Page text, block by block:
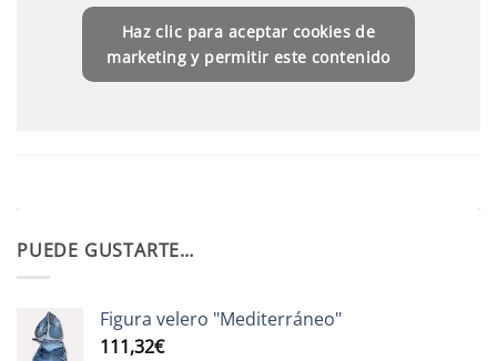
Haz clic para aceptar cookies de
marketing y permitir este contenido
PUEDE GUSTARTE…
Figura velero "Mediterráneo"
111,32€